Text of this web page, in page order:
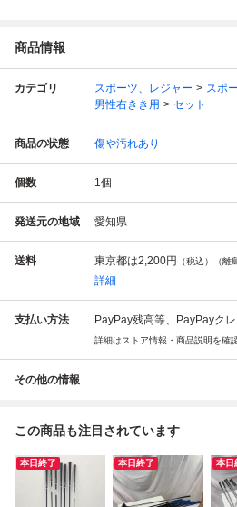
商品情報
カテゴリ スポーツ、レジャー スポ
男性右きき用
セット
商品の状態 傷や汚れあり
個数 1個
発送元の地域 愛知県
送料 東京都は2,200円 （税込）（離
詳細
支払い方法 PayPay残高等、PayPayク
詳細はストア情報・商品説明を確
その他の情報
この商品も注目されています
本日終了 本日終了 本日